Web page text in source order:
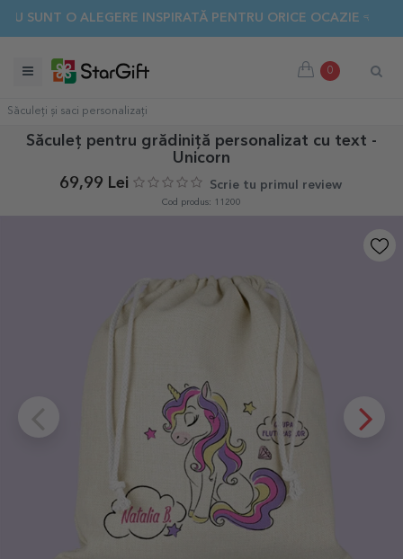
O ALEGERE INSPIRATĂ PENTRU ORICE OCAZIE 👈
0
Săculeți și saci personalizați
Săculeț pentru grădiniță personalizat cu text -
Unicorn
69,99 Lei
Scrie tu primul review
Cod produs: 11200